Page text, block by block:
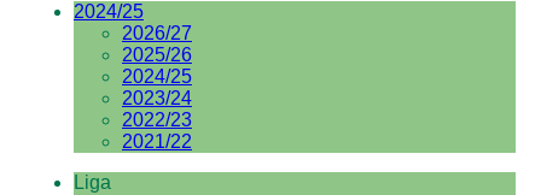
2024/25
2026/27
2025/26
2024/25
2023/24
2022/23
2021/22
Liga